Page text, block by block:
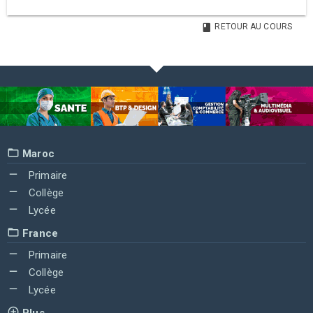
RETOUR AU COURS
Maroc
Primaire
Collège
Lycée
France
Primaire
Collège
Lycée